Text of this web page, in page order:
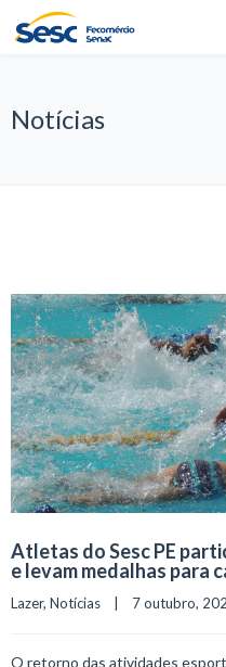
Notícias
Atletas do Sesc PE
e levam medalhas para
Lazer, Notícias
|    7 outubro,
O retorno das atividades